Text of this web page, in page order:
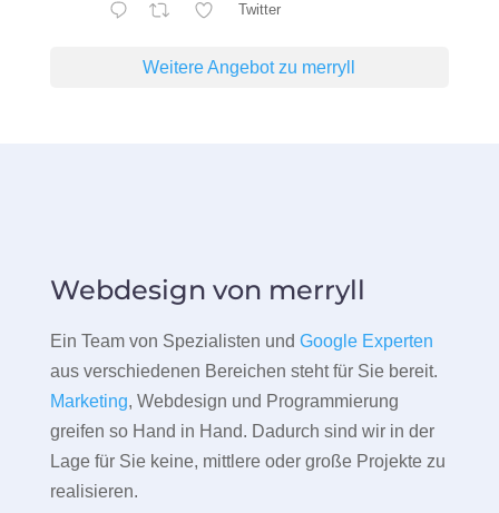
Twitter
Weitere Angebot zu merryll
Webdesign von merryll
Ein Team von Spezialisten und Google Experten
aus verschiedenen Bereichen steht für Sie bereit.
Marketing, Webdesign und Programmierung
greifen so Hand in Hand. Dadurch sind wir in der
Lage für Sie keine, mittlere oder große Projekte zu
realisieren.